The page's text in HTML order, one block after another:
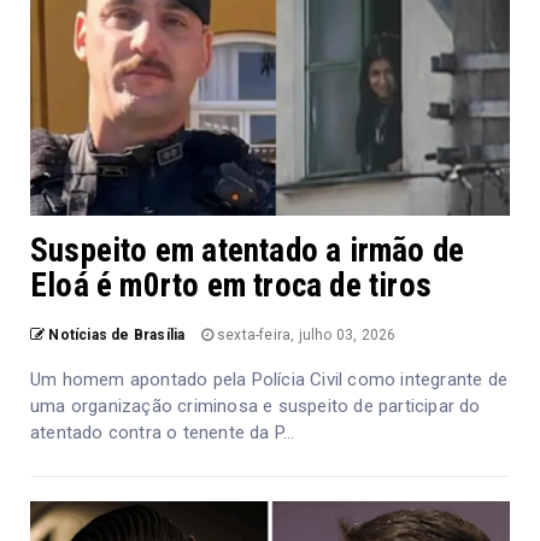
Suspeito em atentado a irmão de
Eloá é m0rto em troca de tiros
Notícias de Brasília sexta-feira, julho 03, 2026
Um homem apontado pela Polícia Civil como integrante de
uma organização criminosa e suspeito de participar do
atentado contra o tenente da P...